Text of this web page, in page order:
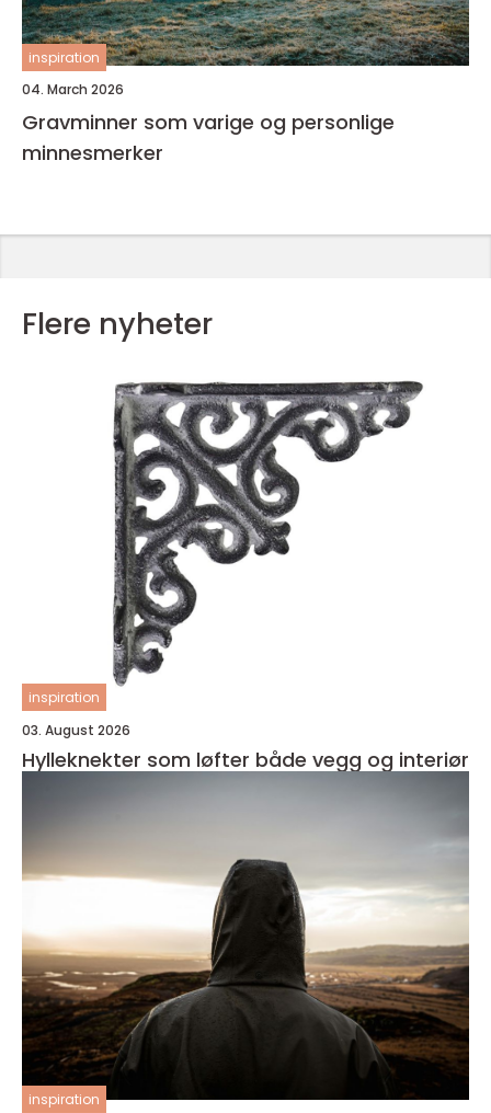
inspiration
04. March 2026
Gravminner som varige og personlige
minnesmerker
Flere nyheter
inspiration
03. August 2026
Hylleknekter som løfter både vegg og interiør
inspiration